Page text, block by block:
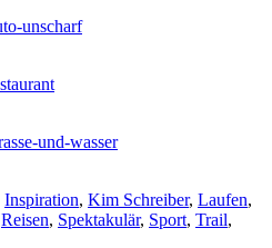
Inspiration, Kim Schreiber, Laufen,
Reisen, Spektakulär, Sport, Trail,